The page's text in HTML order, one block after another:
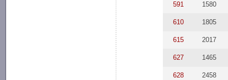
591 1580
610 1805
615 2017
627 1465
628 2458